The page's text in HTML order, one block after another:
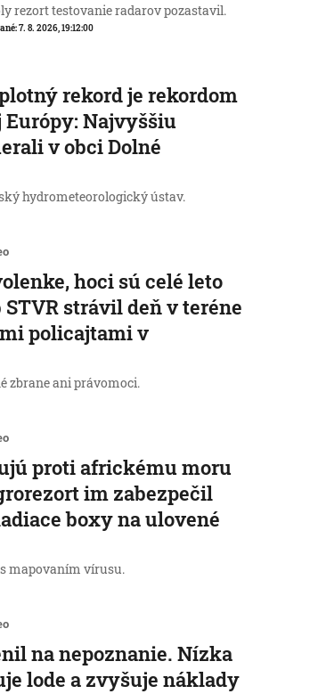
rezort testovanie radarov pozastavil.
7. 8. 2026, 19:12:00
rekord je rekordom
Európy: Najvyššiu
v obci Dolné
hydrometeorologický ústav.
hoci sú celé leto
strávil deň v teréne
policajtami v
zbrane ani právomoci.
proti africkému moru
im zabezpečil
boxy na ulovené
mapovaním vírusu.
na nepoznanie. Nízka
lode a zvyšuje náklady